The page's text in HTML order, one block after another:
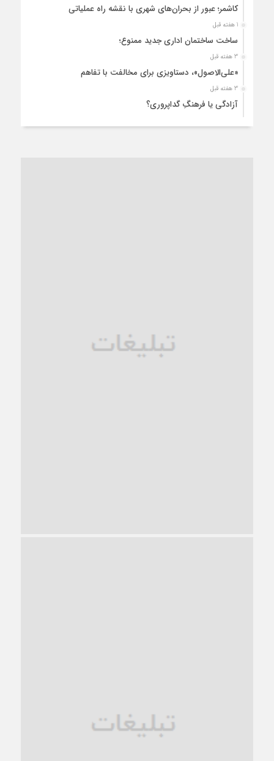
کاشمر؛ عبور از بحران‌های شهری با نقشه راه عملیاتی
1 هفته قبل
ساخت ساختمان اداری جدید ممنوع؛
3 هفته قبل
«علی‌الاصول»، دستاویزی برای مخالفت با تفاهم
3 هفته قبل
آزادگی یا فرهنگِ گداپروری؟
ترجیح عقلانیت ایرانی بر دیدگاه‌های آخرالزمانی